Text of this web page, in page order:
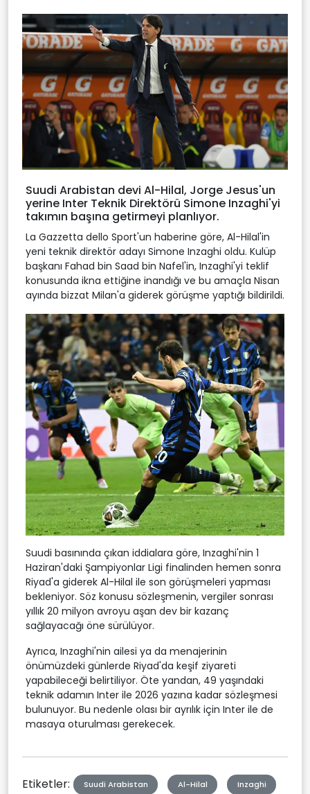
Suudi Arabistan devi Al-Hilal, Jorge Jesus'un
yerine Inter Teknik Direktörü Simone Inzaghi'yi
takımın başına getirmeyi planlıyor.
La Gazzetta dello Sport'un haberine göre, Al-Hilal'in
yeni teknik direktör adayı Simone Inzaghi oldu. Kulüp
başkanı Fahad bin Saad bin Nafel'in, Inzaghi'yi teklif
konusunda ikna ettiğine inandığı ve bu amaçla Nisan
ayında bizzat Milan'a giderek görüşme yaptığı bildirildi.
Suudi basınında çıkan iddialara göre, Inzaghi'nin 1
Haziran'daki Şampiyonlar Ligi finalinden hemen sonra
Riyad'a giderek Al-Hilal ile son görüşmeleri yapması
bekleniyor. Söz konusu sözleşmenin, vergiler sonrası
yıllık 20 milyon avroyu aşan dev bir kazanç
sağlayacağı öne sürülüyor.
Ayrıca, Inzaghi'nin ailesi ya da menajerinin
önümüzdeki günlerde Riyad'da keşif ziyareti
yapabileceği belirtiliyor. Öte yandan, 49 yaşındaki
teknik adamın Inter ile 2026 yazına kadar sözleşmesi
bulunuyor. Bu nedenle olası bir ayrılık için Inter ile de
masaya oturulması gerekecek.
Etiketler: Suudi Arabistan Al-Hilal Inzaghi